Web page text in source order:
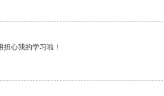
心我的学习啦！